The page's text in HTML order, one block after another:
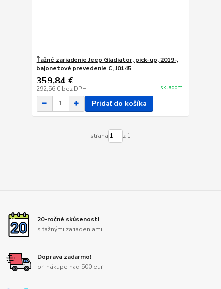
Ťažné zariadenie Jeep Gladiator, pick-up, 2019-,
bajonetové prevedenie C, J0145
359,84 €
292,56 € bez DPH skladom
Pridať do košíka
strana z 1
20-ročné skúsenosti
s ťažnými zariadeniami
Doprava zadarmo!
pri nákupe nad 500 eur